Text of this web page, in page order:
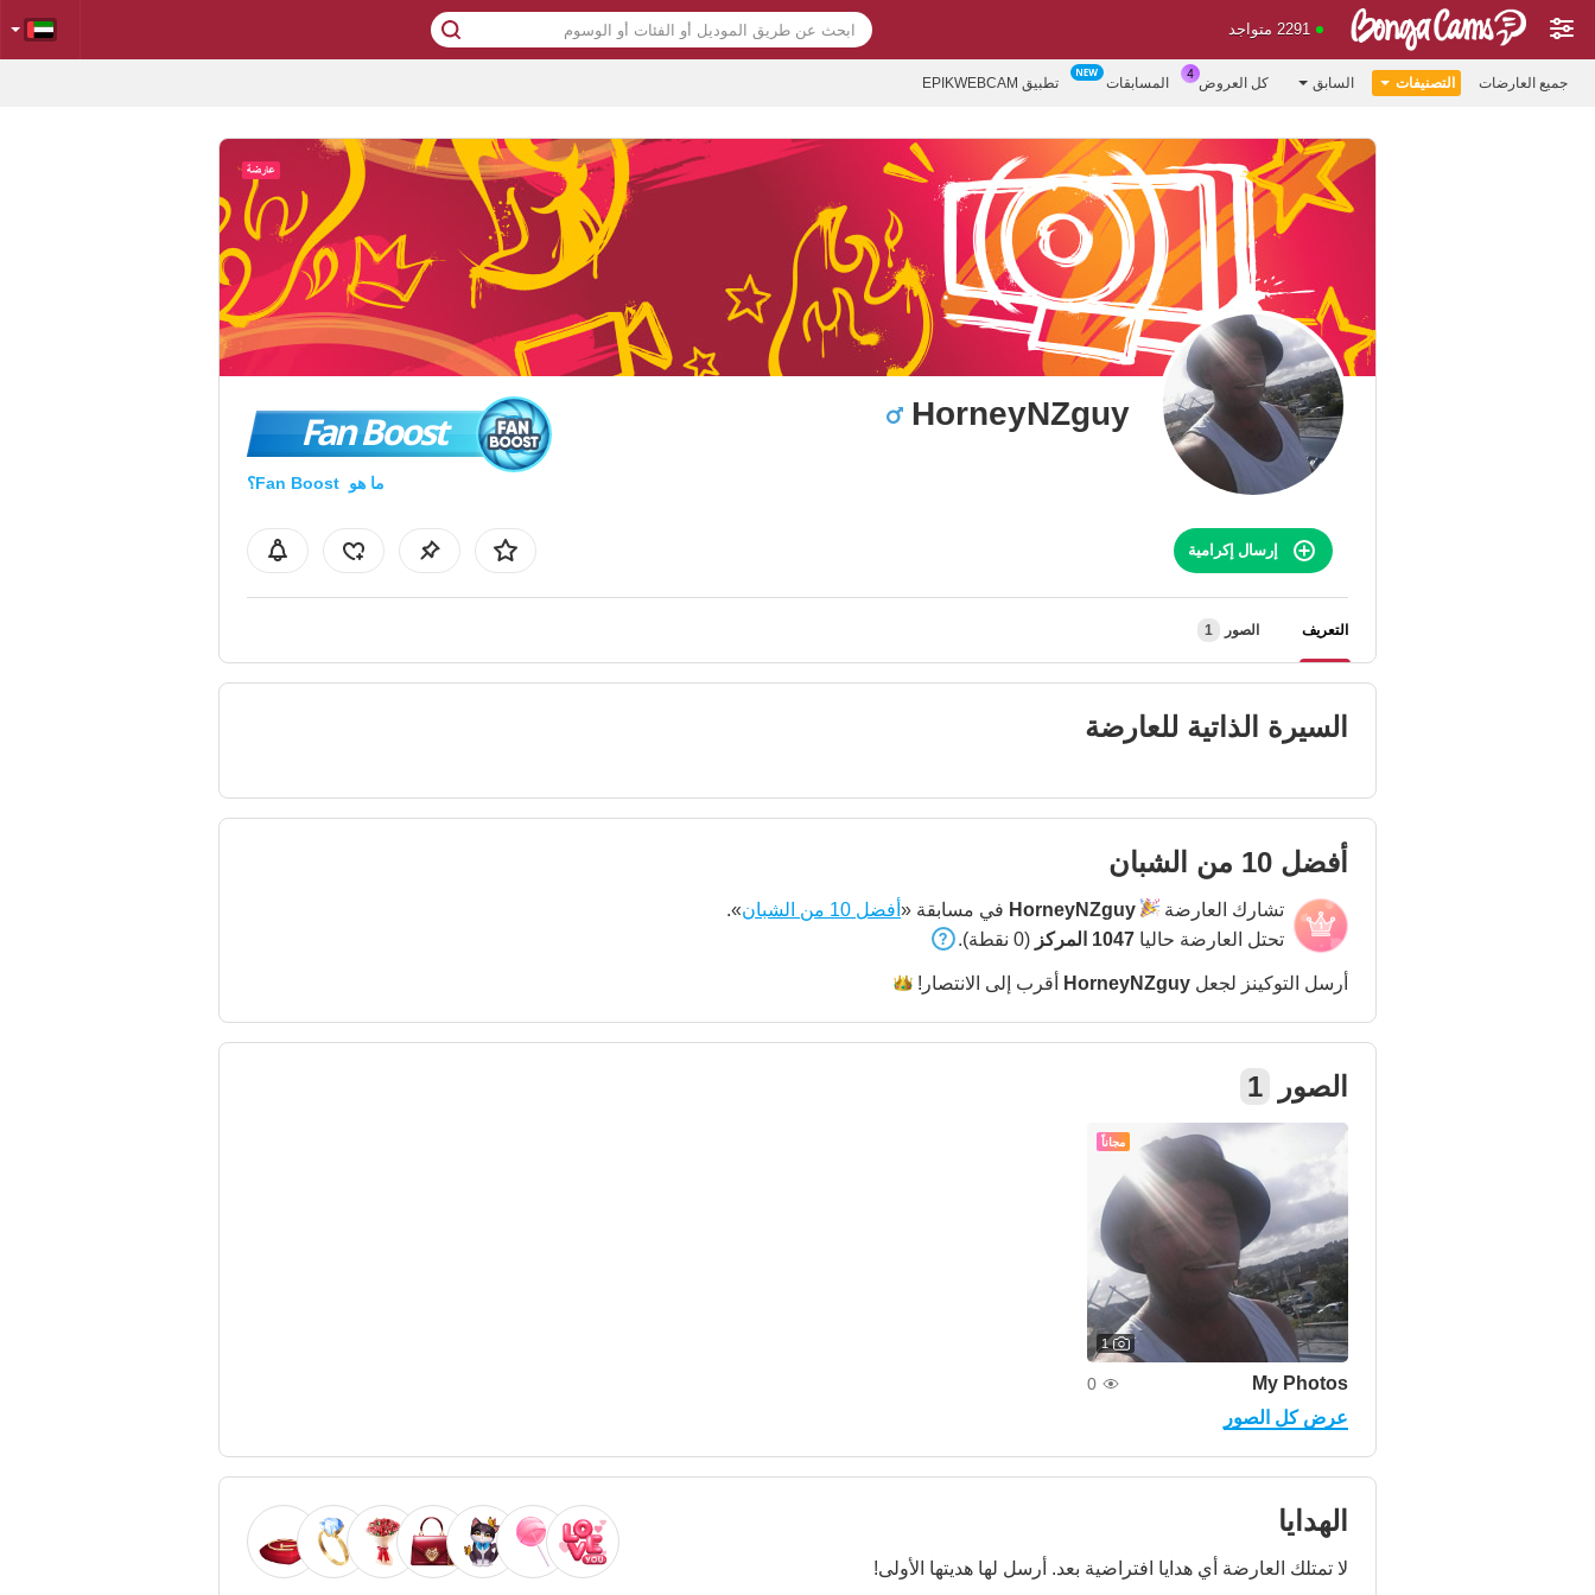
2291 متواجد
جميع العارضات التصنيفات السابق كل العروض المسابقات تطبيق EPIKWEBCAM
HorneyNZguy
Fan Boost
ما هو Fan Boost؟
إرسال إكرامية
التعريف الصور 1
السيرة الذاتية للعارضة
أفضل 10 من الشبان
تشارك العارضة HorneyNZguy في مسابقة « أفضل 10 من الشبان
».
تحتل العارضة حاليا 1047 المركز (0 نقطة).
أرسل التوكينز لجعل HorneyNZguy أقرب إلى الانتصار!
الصور 1
مجاناً
1
My Photos
0
عرض كل الصور
الهدايا
لا تمتلك العارضة أي هدايا افتراضية بعد. أرسل لها هديتها الأولى!